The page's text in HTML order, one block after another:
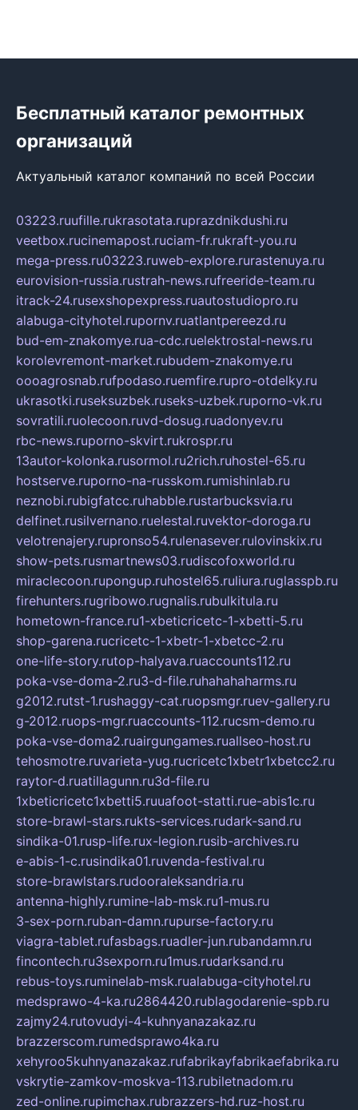
Бесплатный каталог ремонтных
организаций
Актуальный каталог компаний по всей России
03223.ruufille.rukrasotata.ruprazdnikdushi.ru
veetbox.rucinemapost.ruciam-fr.rukraft-you.ru
mega-press.ru03223.ruweb-explore.rurastenuya.ru
eurovision-russia.rustrah-news.rufreeride-team.ru
itrack-24.rusexshopexpress.ruautostudiopro.ru
alabuga-cityhotel.rupornv.ruatlantpereezd.ru
bud-em-znakomye.rua-cdc.ruelektrostal-news.ru
korolevremont-market.rubudem-znakomye.ru
oooagrosnab.rufpodaso.ruemfire.rupro-otdelky.ru
ukrasotki.ruseksuzbek.ruseks-uzbek.ruporno-vk.ru
sovratili.ruolecoon.ruvd-dosug.ruadonyev.ru
rbc-news.ruporno-skvirt.rukrospr.ru
13autor-kolonka.rusormol.ru2rich.ruhostel-65.ru
hostserve.ruporno-na-russkom.rumishinlab.ru
neznobi.rubigfatcc.ruhabble.rustarbucksvia.ru
delfinet.rusilvernano.ruelestal.ruvektor-doroga.ru
velotrenajery.rupronso54.rulenasever.rulovinskix.ru
show-pets.rusmartnews03.rudiscofoxworld.ru
miraclecoon.rupongup.ruhostel65.ruliura.ruglasspb.ru
firehunters.rugribowo.rugnalis.rubulkitula.ru
hometown-france.ru1-xbeticricetc-1-xbetti-5.ru
shop-garena.rucricetc-1-xbetr-1-xbetcc-2.ru
one-life-story.rutop-halyava.ruaccounts112.ru
poka-vse-doma-2.ru3-d-file.ruhahahaharms.ru
g2012.rutst-1.rushaggy-cat.ruopsmgr.ruev-gallery.ru
g-2012.ruops-mgr.ruaccounts-112.rucsm-demo.ru
poka-vse-doma2.ruairgungames.ruallseo-host.ru
tehosmotre.ruvarieta-yug.rucricetc1xbetr1xbetcc2.ru
raytor-d.ruatillagunn.ru3d-file.ru
1xbeticricetc1xbetti5.ruuafoot-statti.rue-abis1c.ru
store-brawl-stars.rukts-services.rudark-sand.ru
sindika-01.rusp-life.rux-legion.rusib-archives.ru
e-abis-1-c.rusindika01.ruvenda-festival.ru
store-brawlstars.rudooraleksandria.ru
antenna-highly.rumine-lab-msk.ru1-mus.ru
3-sex-porn.ruban-damn.rupurse-factory.ru
viagra-tablet.rufasbags.ruadler-jun.rubandamn.ru
fincontech.ru3sexporn.ru1mus.rudarksand.ru
rebus-toys.ruminelab-msk.rualabuga-cityhotel.ru
medsprawo-4-ka.ru2864420.rublagodarenie-spb.ru
zajmy24.rutovudyi-4-kuhnyanazakaz.ru
brazzerscom.rumedsprawo4ka.ru
xehyroo5kuhnyanazakaz.rufabrikayfabrikaefabrika.ru
vskrytie-zamkov-moskva-113.rubiletnadom.ru
zed-online.rupimchax.rubrazzers-hd.ruz-host.ru